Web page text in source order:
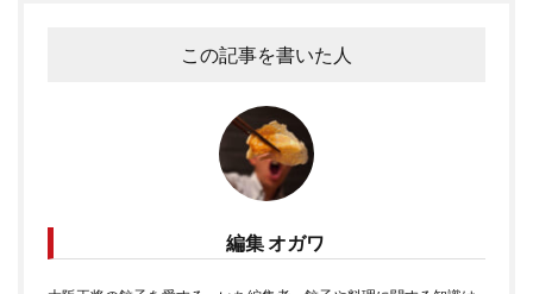
この記事を書いた人
編集 オガワ